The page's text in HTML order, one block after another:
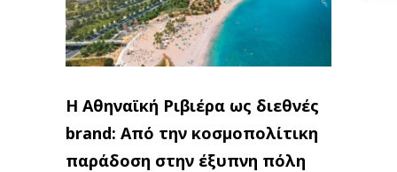
Η Αθηναϊκή Ριβιέρα ως διεθνές
brand: Από την κοσμοπολίτικη
παράδοση στην έξυπνη πόλη